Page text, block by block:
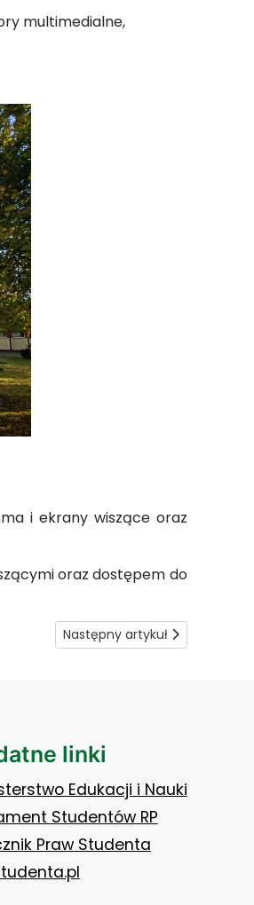
multimedialne,
i ekrany wiszące oraz
oraz dostępem do
Następny artykuł: Kompleks
Następny artykuł
linki
Edukacji i Nauki
Studentów RP
Praw Studenta